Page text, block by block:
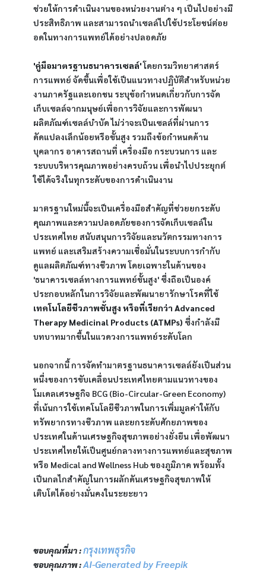
ช่วยให้การดำเนินงานของหน่วยงานต่าง ๆ เป็นไปอย่างมี
ประสิทธิภาพ และสามารถนำเซลล์ไปใช้ประโยชน์ต่อย
อดในทางการแพทย์ได้อย่างปลอดภัย
'คู่มือมาตรฐานธนาคารเซลล์' โดยกรมวิทยาศาสตร์
การแพทย์ จัดขึ้นเพื่อใช้เป็นแนวทางปฏิบัติสำหรับหน่วย
งานภาครัฐและเอกชน ระบุข้อกำหนดเกี่ยวกับการจัด
เก็บเซลล์จากมนุษย์เพื่อการวิจัยและการพัฒนา
ผลิตภัณฑ์เซลล์บำบัด ไม่ว่าจะเป็นเซลล์ที่ผ่านการ
ดัดแปลงเล็กน้อยหรือขั้นสูง รวมถึงข้อกำหนดด้าน
บุคลากร อาคารสถานที่ เครื่องมือ กระบวนการ และ
ระบบบริหารคุณภาพอย่างครบถ้วน เพื่อนำไปประยุกต์
ใช้ได้จริงในทุกระดับของการดำเนินงาน
มาตรฐานใหม่นี้จะเป็นเครื่องมือสำคัญที่ช่วยยกระดับ
คุณภาพและความปลอดภัยของการจัดเก็บเซลล์ใน
ประเทศไทย สนับสนุนการวิจัยและนวัตกรรมทางการ
แพทย์ และเสริมสร้างความเชื่อมั่นในระบบการกำกับ
ดูแลผลิตภัณฑ์ทางชีวภาพ โดยเฉพาะในด้านของ
'ธนาคารเซลล์ทางการแพทย์ขั้นสูง' ซึ่งถือเป็นองค์
ประกอบหลักในการวิจัยและพัฒนายารักษาโรคที่ใช้
เทคโนโลยีชีวภาพชั้นสูง หรือที่เรียกว่า Advanced
Therapy Medicinal Products (ATMPs) ซึ่งกำลังมี
บทบาทมากขึ้นในแวดวงการแพทย์ระดับโลก
นอกจากนี้ การจัดทำมาตรฐานธนาคารเซลล์ยังเป็นส่วน
หนึ่งของการขับเคลื่อนประเทศไทยตามแนวทางของ
โมเดลเศรษฐกิจ BCG (Bio-Circular-Green Economy)
ที่เน้นการใช้เทคโนโลยีชีวภาพในการเพิ่มมูลค่าให้กับ
ทรัพยากรทางชีวภาพ และยกระดับศักยภาพของ
ประเทศในด้านเศรษฐกิจสุขภาพอย่างยั่งยืน เพื่อพัฒนา
ประเทศไทยให้เป็นศูนย์กลางทางการแพทย์และสุขภาพ
หรือ Medical and Wellness Hub ของภูมิภาค พร้อมทั้ง
เป็นกลไกสำคัญในการผลักดันเศรษฐกิจสุขภาพให้
เติบโตได้อย่างมั่นคงในระยะยาว
ขอบคุณที่มา : กรุงเทพธุรกิจ
ขอบคุณภาพ : AI-Generated by Freepik